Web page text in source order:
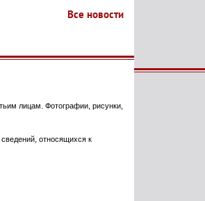
Все новости
лицам. Фотографии, рисунки,
относящихся к